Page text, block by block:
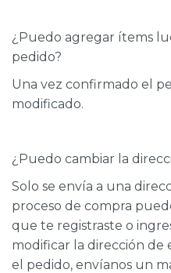
¿Puedo agregar ítems
pedido?
Una vez confirmado el
modificado.
¿Puedo cambiar la
Solo se envía a una
proceso de compra
que te registraste o
modificar la dirección de
el pedido, envíanos un